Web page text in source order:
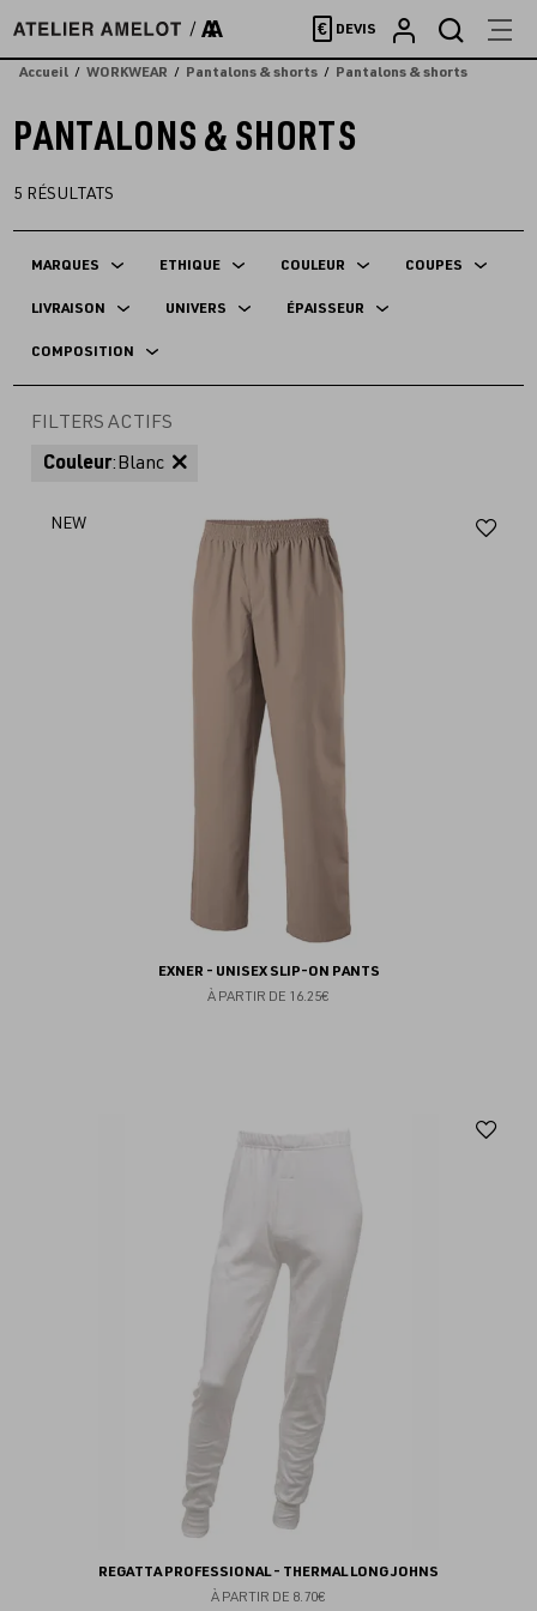
directement
au
€ DEVIS
Accueil WORKWEAR Pantalons & shorts Pantalons & shorts
PANTALONS & SHORTS
5 RÉSULTATS
MARQUES ETHIQUE COULEUR COUPES
LIVRAISON UNIVERS ÉPAISSEUR
COMPOSITION
FILTERS ACTIFS
Couleur:Blanc
NEW
EXNER - UNISEX SLIP-ON PANTS
À PARTIR DE 16.25€
REGATTA PROFESSIONAL - THERMAL LONG JOHNS
À PARTIR DE 8.70€